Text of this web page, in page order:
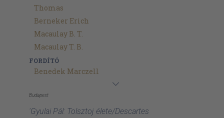
Thomas
Berneker Erich
Macaulay B. T.
Macaulay T. B.
FORDÍTÓ
Benedek Marczell
Budapest
'Gyulai Pál: Tolsztoj élete/Descartes